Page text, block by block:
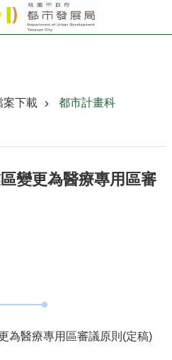
案下載 都市計畫科
變更為醫療專用區審
為醫療專用區審議原則(定稿)